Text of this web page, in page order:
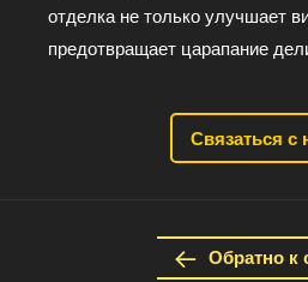
отделка не только улучшает
предотвращает царапание
Связаться с
Обратно к